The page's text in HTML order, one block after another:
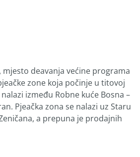
deavanja većine programa
zone koja počinje u titovoj
između Robne kuće Bosna –
Pjeačka zona se nalazi uz Staru
a prepuna je prodajnih